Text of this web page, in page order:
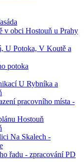
v obci Hostouň u Prahy
U Potoka, V Koutě a
potoka
U Rybníka a
pracovního místa -
Hostouň
Na Skalech -
řadu - zpracování PD